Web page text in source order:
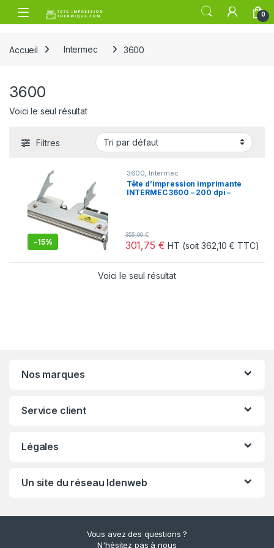
Skip to navigation
Skip to content
Open 0
Accueil Intermec 3600
3600
Voici le seul résultat
Filtres
-15%
3600 Intermec
Tête d’impression imprimante
INTERMEC 3600 – 200 dpi –
301,75 €
355,00€
HT (soit362,10€ TTC)
Voici le seul résultat
Nos marques
Service client
Légales
Un site du réseau Idenweb
Vous avez des questions ?
N'hésitez pas à nous